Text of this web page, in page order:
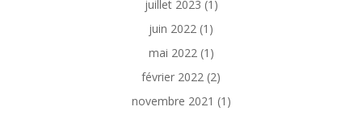
juillet 2023 (1)
juin 2022 (1)
mai 2022(1)
février 2022 (2)
novembre 2021 (1)